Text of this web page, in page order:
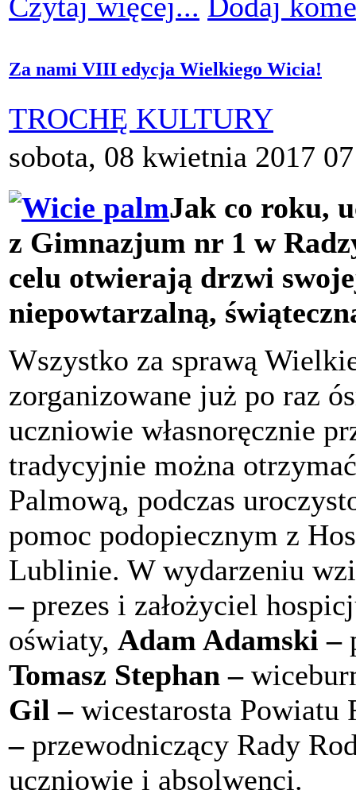
Za nami VIII edycja Wielkiego Wicia!
TROCHĘ KULTURY
sobota, 08 kwietnia 2017
Jak co roku,
z Gimnazjum nr 1 w
celu otwierają drzwi
niepowtarzalną,
Wszystko za sprawą
zorganizowane już po raz
uczniowie własnoręcznie
tradycyjnie można
Palmową, podczas
pomoc podopiecznym z
Lublinie. W wydarzeniu
–prezes i założyciel
oświaty, Adam Adamski –
Tomasz Stephan –
Gil –wicestarosta Powiatu
–przewodniczący Rady
uczniowie i absolwenci.